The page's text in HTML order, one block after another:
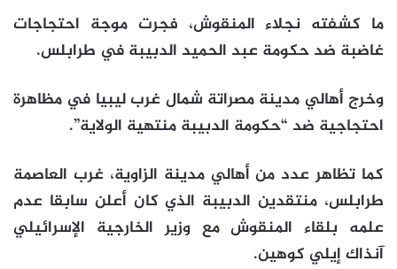
ما كشفته نجلاء المنقوش، فجرت موجة احتجاجات
غاضبة ضد حكومة عبد الحميد الدبيبة في طرابلس.
وخرج أهالي مدينة مصراتة شمال غرب ليبيا في مظاهرة
احتجاجية ضد “حكومة الدبيبة منتهية الولاية”.
كما تظاهر عدد من أهالي مدينة الزاوية، غرب العاصمة
طرابلس، منتقدين الدبيبة الذي كان أعلن سابقا عدم
علمه بلقاء المنقوش مع وزير الخارجية الإسرائيلي
آنذاك إيلي كوهين.